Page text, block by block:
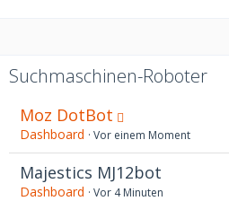
Suchmaschinen-Roboter
Moz DotBot
Dashboard Vor einem Moment
Majestics MJ12bot
Dashboard Vor 4 Minuten